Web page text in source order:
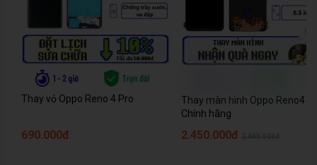
Thay vỏ Oppo Reno 4 Pro
690.000đ
Thay màn hình Oppo Reno4
Chính hãng
2.450.000đ